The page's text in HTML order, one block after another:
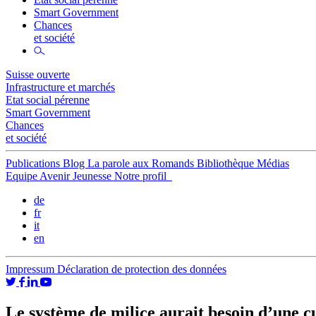
Smart Government
Chances
et société
Suisse ouverte
Infrastructure et marchés
Etat social pérenne
Smart Government
Chances
et société
Publications Blog La parole aux Romands Bibliothèque Médias
Equipe Avenir Jeunesse Notre profil
de
fr
it
en
Impressum Déclaration de protection des données